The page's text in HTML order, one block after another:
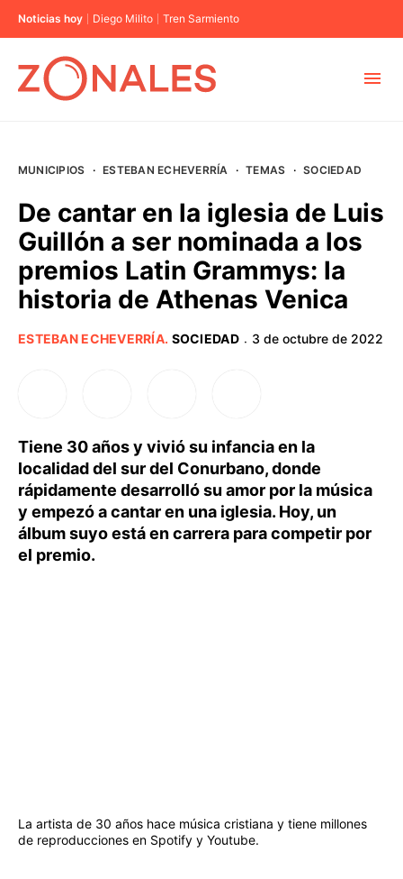
Noticias hoy Diego Milito Tren Sarmiento
BUENOS AIRES
PROVINCIAS
MUNICIPIOS · ESTEBAN ECHEVERRÍA · TEMAS · SOCIEDAD
De cantar en la iglesia de Luis
Guillón a ser nominada a los
premios Latin Grammys: la
historia de Athenas Venica
ESTEBAN ECHEVERRÍA. SOCIEDAD · 3 de octubre de 2022
Tiene 30 años y vivió su infancia en la
localidad del sur del Conurbano, donde
rápidamente desarrolló su amor por la música
y empezó a cantar en una iglesia. Hoy, un
álbum suyo está en carrera para competir por
el premio.
La artista de 30 años hace música cristiana y tiene millones
de reproducciones en Spotify y Youtube.